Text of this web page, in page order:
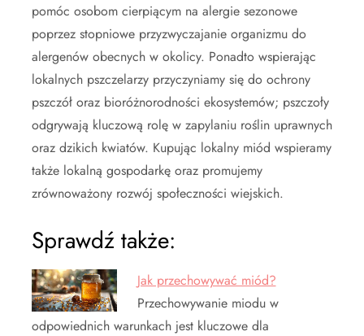
pomóc osobom cierpiącym na alergie sezonowe
poprzez stopniowe przyzwyczajanie organizmu do
alergenów obecnych w okolicy. Ponadto wspierając
lokalnych pszczelarzy przyczyniamy się do ochrony
pszczół oraz bioróżnorodności ekosystemów; pszczoły
odgrywają kluczową rolę w zapylaniu roślin uprawnych
oraz dzikich kwiatów. Kupując lokalny miód wspieramy
także lokalną gospodarkę oraz promujemy
zrównoważony rozwój społeczności wiejskich.
Sprawdź także:
Jak przechowywać miód?
Przechowywanie miodu w
odpowiednich warunkach jest kluczowe dla